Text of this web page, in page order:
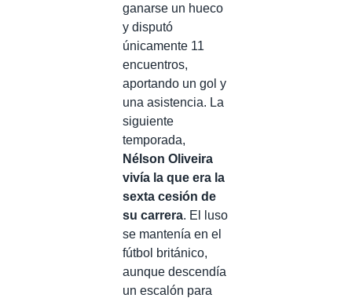
ganarse un hueco
y disputó
únicamente 11
encuentros,
aportando un gol y
una asistencia. La
siguiente
temporada,
Nélson Oliveira
vivía la que era la
sexta cesión de
su carrera. El luso
se mantenía en el
fútbol británico,
aunque descendía
un escalón para